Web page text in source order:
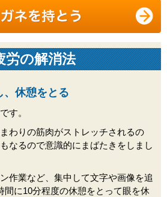
労の解消法
、休憩をとる
す。
わりの筋肉がストレッチされるの
なるので意識的にまばたきをしまし
作業など、集中して文字や画像を追
間に10分程度の休憩をとって眼を休